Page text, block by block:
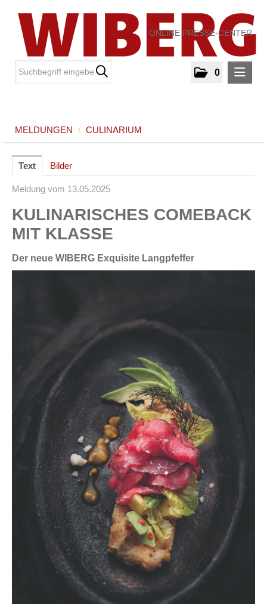
ONLINE PRESSE-CENTER
0
Culinarium
MEDIA
ÜBER UNS
KONTAKT
MELDUNGEN / CULINARIUM
Text Bilder
Meldung vom 13.05.2025
KULINARISCHES COMEBACK
MIT KLASSE
Der neue WIBERG Exquisite Langpfeffer